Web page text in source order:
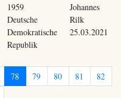
1959
Deutsche
Demokratische
Republik
Johannes
Rilk
25.03.2021
78 79 80 81
82